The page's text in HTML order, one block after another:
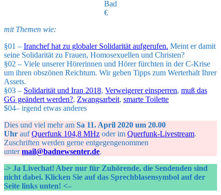
Bad
€
mit Themen wie:
§01 – Iranchef hat zu globaler Solidarität aufgerufen. Meint er damit
seine Solidarität zu Frauen, Homosexuellen und Christen?
§02 – Viele unserer Hörerinnen und Hörer fürchten in der C-Krise
um ihren obszönen Reichtum. Wir geben Tipps zum Werterhalt Ihrer
Assets.
§03 – Solidarität und Iran 2018, Verweigerer einsperren, muß das
GG geändert werden?, Zwangsarbeit, smarte Toilette
$04– irgend etwas anderes
Dies und viel mehr am Sa 11. April 2020 um 20.00
Uhr aufQuerfunk 104,8 MHz oder im Querfunk-Livestream.
Zuschriften werden gerne entgegengenommen
untermail@badnewsenter.de.
-> Ja Livechat! Aber nur für Zuhörende, die Sendenden sind
nicht dabei. Klicken Sie auf das Sprechblasensymbol auf der
Seite links unten! <–